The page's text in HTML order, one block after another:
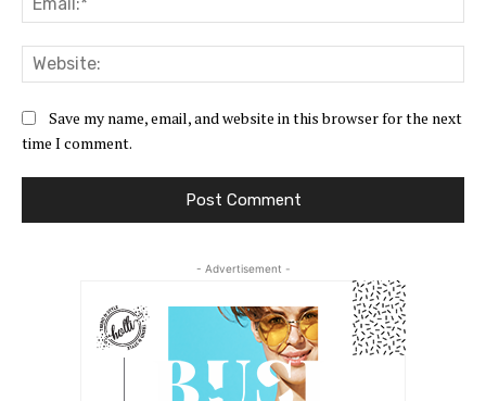
Save my name, email, and website in this browser for the next
time I comment.
- Advertisement -